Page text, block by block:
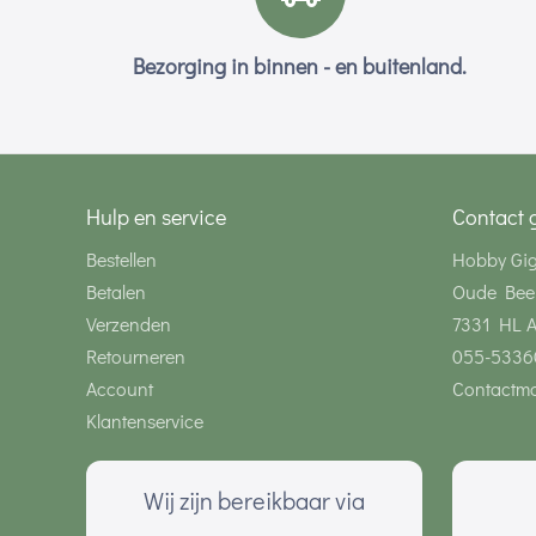
Bezorging in binnen - en buitenland.
Hulp en service
Bestellen
Betalen
Verzenden
Retourneren
Account
Klantenservice
Contact
Hobby
Oude
7331 HL
055-
Wij zijn bereikbaar via